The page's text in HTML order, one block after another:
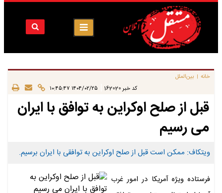
خانه | بین‌الملل
کد خبر 162020 ۱۴۰۴/۰۲/۲۵ ۱۰:۴۵:۴۷
قبل از صلح اوکراین به توافق با ایران
می رسیم
ویتکاف: ممکن است قبل از صلح اوکراین به توافقی با ایران برسیم.
فرستاده ویژه آمریکا در امور غرب